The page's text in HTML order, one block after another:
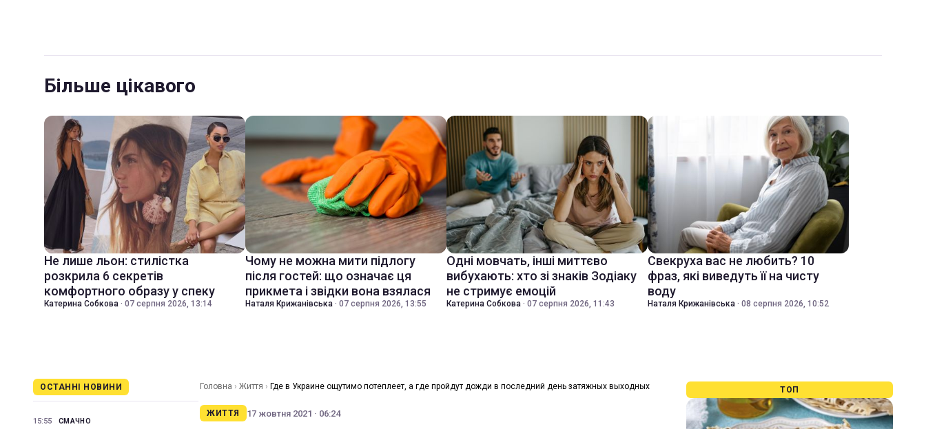
Більше цікавого
Не лише льон: стилістка
розкрила 6 секретів
комфортного образу у спеку
Катерина Собкова · 07 серпня 2026, 13:14
Чому не можна мити підлогу
після гостей: що означає ця
прикмета і звідки вона взялася
Наталя Крижанівська · 07 серпня 2026, 13:55
Одні мовчать, інші миттєво
вибухають: хто зі знаків Зодіаку
не стримує емоцій
Катерина Собкова · 07 серпня 2026, 11:43
Свекруха вас не любить? 10
фраз, які виведуть її на чисту
воду
Наталя Крижанівська · 08 серпня 2026, 10:52
ОСТАННІ НОВИНИ
15:55 СМАЧНО
Головна › Життя › Где в Украине ощутимо потеплеет, а где пройдут дожди в последний день затяжных выходных
ЖИТТЯ 17 жовтня 2021 · 06:24
ТОП